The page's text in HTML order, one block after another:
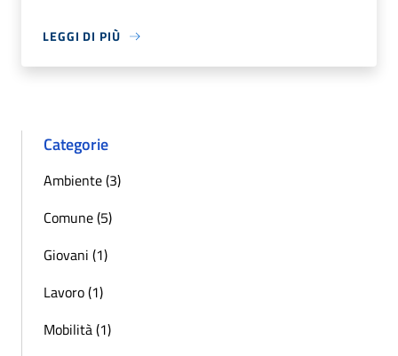
LEGGI DI PIÙ
Categorie
Ambiente (3)
Comune (5)
Giovani (1)
Lavoro (1)
Mobilità (1)